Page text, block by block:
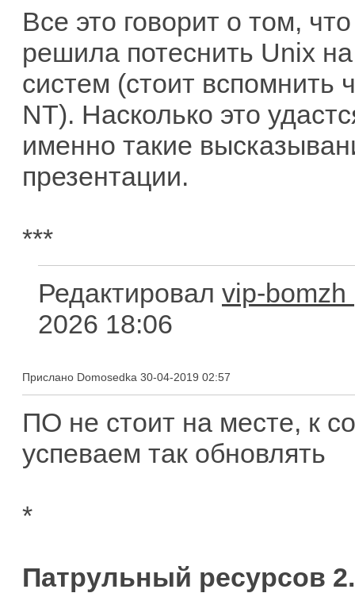
Все это говорит о том,
решила потеснить Unix
систем (стоит вспомнить
NT). Насколько это
именно такие
презентации.
***
Редактировал vip-bomzh
2026 18:06
Прислано Domosedka 30-04-2019 02:57
ПО не стоит на месте, к
успеваем так обновлять
*
Патрульный ресурсов